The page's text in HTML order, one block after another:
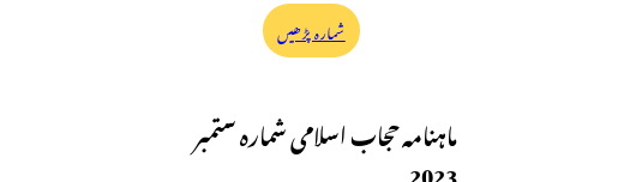
شمارہ پڑھیں
ماہنامہ حجاب اسلامی شمارہ ستمبر